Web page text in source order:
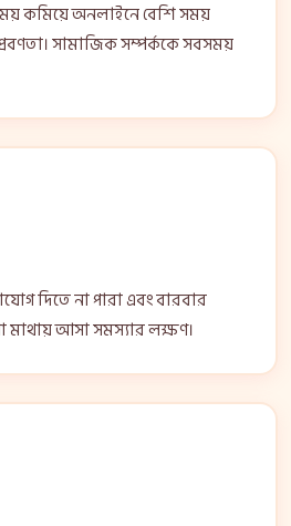
কমিয়ে অনলাইনে বেশি সময়
সামাজিক সম্পর্ককে সবসময়
দিতে না পারা এবং বারবার
আসা সমস্যার লক্ষণ।